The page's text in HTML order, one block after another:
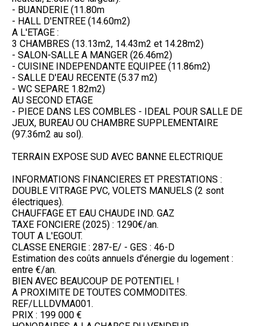
- BUANDERIE (11.80m
- HALL D'ENTREE (14.60m2)
A L'ETAGE :
3 CHAMBRES (13.13m2, 14.43m2 et 14.28m2)
- SALON-SALLE A MANGER (26.46m2)
- CUISINE INDEPENDANTE EQUIPEE (11.86m2)
- SALLE D'EAU RECENTE (5.37 m2)
- WC SEPARE 1.82m2)
AU SECOND ETAGE
- PIECE DANS LES COMBLES - IDEAL POUR SALLE DE
JEUX, BUREAU OU CHAMBRE SUPPLEMENTAIRE
(97.36m2 au sol).
TERRAIN EXPOSE SUD AVEC BANNE ELECTRIQUE
INFORMATIONS FINANCIERES ET PRESTATIONS :
DOUBLE VITRAGE PVC, VOLETS MANUELS (2 sont
électriques).
CHAUFFAGE ET EAU CHAUDE IND. GAZ
TAXE FONCIERE (2025) : 1290€/an.
TOUT A L'EGOUT.
CLASSE ENERGIE : 287-E/ - GES : 46-D
Estimation des coûts annuels d'énergie du logement :
entre €/an.
BIEN AVEC BEAUCOUP DE POTENTIEL !
A PROXIMITE DE TOUTES COMMODITES.
REF/LLLDVMA001.
PRIX : 199 000 €